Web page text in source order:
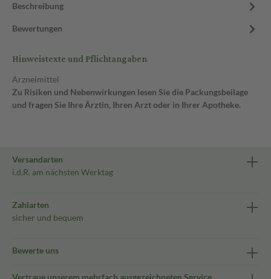
Beschreibung
Bewertungen
Hinweistexte und Pflichtangaben
Arzneimittel
Zu Risiken und Nebenwirkungen lesen Sie die Packungsbeilage
und fragen Sie Ihre Ärztin, Ihren Arzt oder in Ihrer Apotheke.
Versandarten
i.d.R. am nächsten Werktag
Zahlarten
sicher und bequem
Bewerte uns
Vertraue unserem mehrfach ausgezeichneten Service